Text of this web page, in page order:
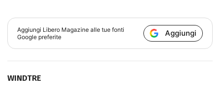
Aggiungi Libero Magazine alle tue fonti
Google preferite
Aggiungi
WINDTRE